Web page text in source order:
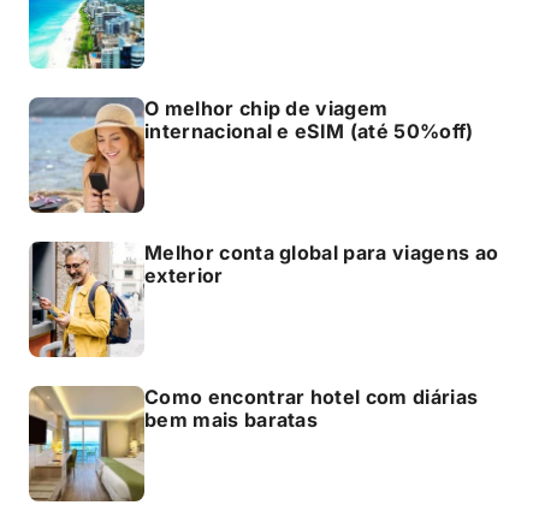
O melhor chip de viagem
internacional e eSIM (até 50%off)
Melhor conta global para viagens ao
exterior
Como encontrar hotel com diárias
bem mais baratas